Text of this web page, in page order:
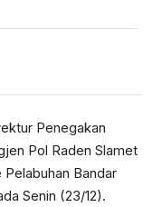
Penegakan
Pol Raden Slamet
Bandar
Senin (23/12).